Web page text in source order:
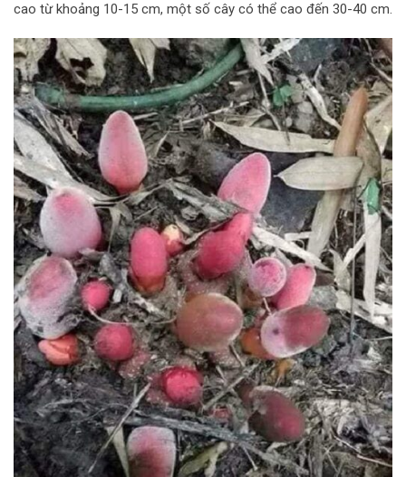
cao từ khoảng 10-15 cm, một số cây có thể cao đến 30-40 cm.